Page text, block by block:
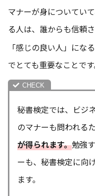
マナーが身についてい
る人は、誰からも信頼さ
「感じの良い人」にな
でとても重要なことです
秘書検定では、ビジ
のマナーも問われるた
が得られます。勉強
ーも、秘書検定に向
ます。